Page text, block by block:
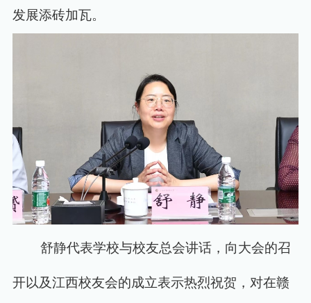
发展添砖加瓦。
舒静代表学校与校友总会讲话，向大会的召
开以及江西校友会的成立表示热烈祝贺，对在赣